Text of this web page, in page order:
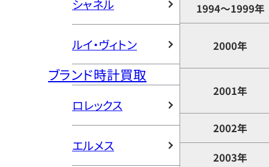
シャネル
ルイ・ヴィトン
ブランド時計買取
ロレックス
エルメス
1994～1999年
2000年
2001年
2002年
2003年